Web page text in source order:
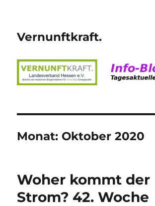
Vernunftkraft.
Monat: Oktober 2020
Woher kommt der
Strom? 42. Woche